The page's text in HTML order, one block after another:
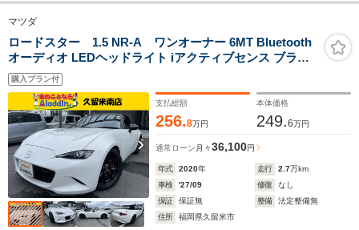
マツダ
ロードスター 1.5 NR-A ワンオーナー 6MT Bluetooth
オーディオ LEDヘッドライト iアクティブセンス ブライ
ンドスポットモニタリング HKS車高調 HKSマフラー ス
マートキー プッシュスタート
購入プラン付
支払総額
256.8万円
本体価格
249.6万円
通常ローン 月々36,100円
年式 2020年 走行 2.7万km
車検
'27/09 修復
なし
保証
保証無 整備
法定整備無
住所
福岡県久留米市